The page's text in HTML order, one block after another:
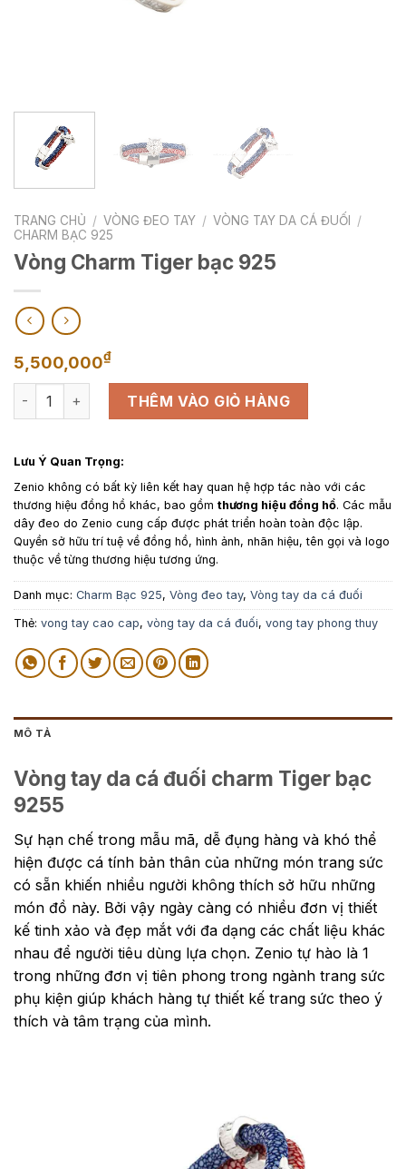
TRANG CHỦ / VÒNG ĐEO TAY / VÒNG TAY DA CÁ ĐUỐI
/
CHARM BẠC 925
Vòng Charm Tiger bạc 925
5,500,000₫
Vòng Charm Tiger bạc 925 số lượng
THÊM VÀO GIỎ HÀNG
Lưu Ý Quan Trọng:
Zenio không có bất kỳ liên kết hay quan hệ hợp tác nào với các
thương hiệu đồng hồ khác, bao gồm thương hiệu đồng hồ. Các mẫu
dây đeo do Zenio cung cấp được phát triển hoàn toàn độc lập.
Quyền sở hữu trí tuệ về đồng hồ, hình ảnh, nhãn hiệu, tên gọi và logo
thuộc về từng thương hiệu tương ứng.
Danh mục: Charm Bạc 925, Vòng đeo tay, Vòng tay da cá đuối
Thẻ: vong tay cao cap, vòng tay da cá đuối, vong tay phong thuy
MÔ TẢ
Vòng tay da cá đuối charm Tiger bạc
9255
Sự hạn chế trong mẫu mã, dễ đụng hàng và khó thể
hiện được cá tính bản thân của những món trang sức
có sẵn khiến nhiều người không thích sở hữu những
món đồ này. Bởi vậy ngày càng có nhiều đơn vị thiết
kế tinh xảo và đẹp mắt với đa dạng các chất liệu khác
nhau để người tiêu dùng lựa chọn. Zenio tự hào là 1
trong những đơn vị tiên phong trong ngành trang sức
phụ kiện giúp khách hàng tự thiết kế trang sức theo ý
thích và tâm trạng của mình.